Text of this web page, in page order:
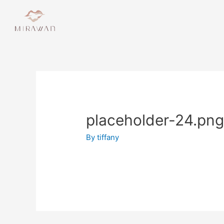
placeholder-24.png
Bytiffany